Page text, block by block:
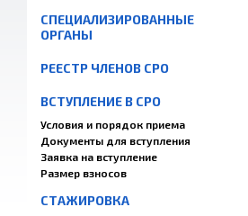
СПЕЦИАЛИЗИРОВАННЫЕ
ОРГАНЫ
РЕЕСТР ЧЛЕНОВ СРО
ВСТУПЛЕНИЕ В СРО
Условия и порядок приема
Документы для вступления
Заявка на вступление
Размер взносов
СТАЖИРОВКА